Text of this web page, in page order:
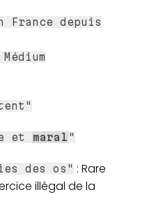
France depuis
et maral "
des os" : Rare
illégal de la